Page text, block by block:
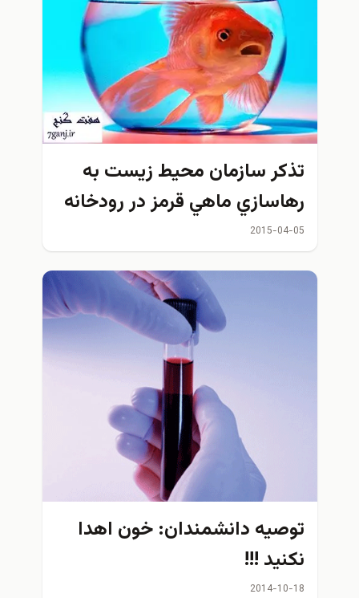
تذكر سازمان محيط زيست به
رهاسازي ماهي قرمز در رودخانه
2015-04-05
توصيه دانشمندان: خون اهدا
نکنید !!!
2014-10-18